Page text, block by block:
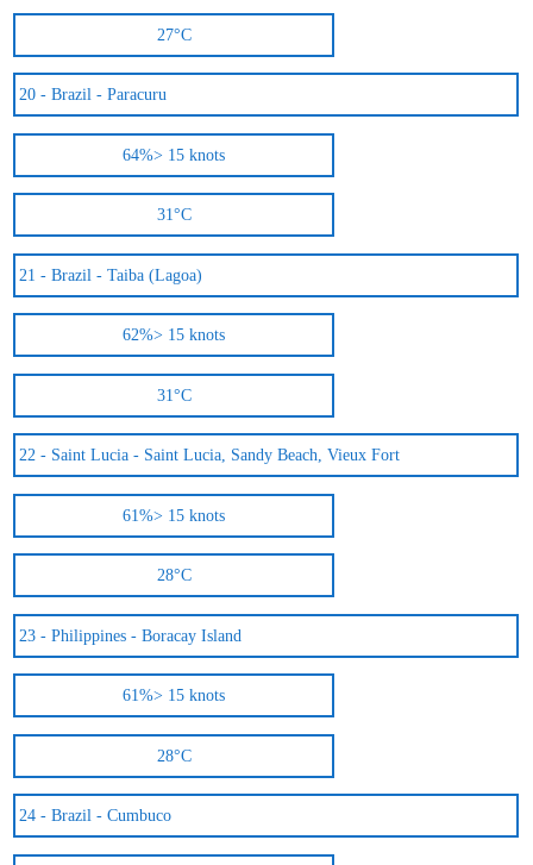
27°C
20 -Brazil - Paracuru
64%> 15 knots
31°C
21 -Brazil - Taiba (Lagoa)
62%> 15 knots
31°C
22 - Saint Lucia - Saint Lucia, Sandy Beach, Vieux Fort
61%> 15 knots
28°C
23 -Philippines - Boracay Island
61%> 15 knots
28°C
24 -Brazil - Cumbuco